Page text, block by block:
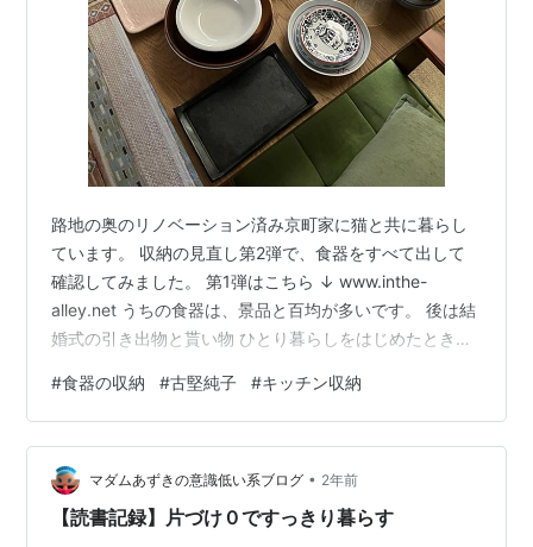
路地の奥のリノベーション済み京町家に猫と共に暮らし
ています。 収納の見直し第2弾で、食器をすべて出して
確認してみました。 第1弾はこちら ↓ www.inthe-
alley.net うちの食器は、景品と百均が多いです。 後は結
婚式の引き出物と貰い物 ひとり暮らしをはじめたときに
徐々に入れ替えて行って、今あるものは基本的にお気に
入りです。 食器って手ごろな値段で素敵なものがたくさ
んあるから、つい増やしがちじゃありません？ でも、我
が家は食器棚が無くて、キッチン台下収納に入る量に制
限しています。 ひとり暮らしには十分な量だけど、奥に
#食器の収納 #古堅純子 #キッチン収納
マダムあずきの意識低い系ブログ • 2年前
【読書記録】片づけ０ですっきり暮らす